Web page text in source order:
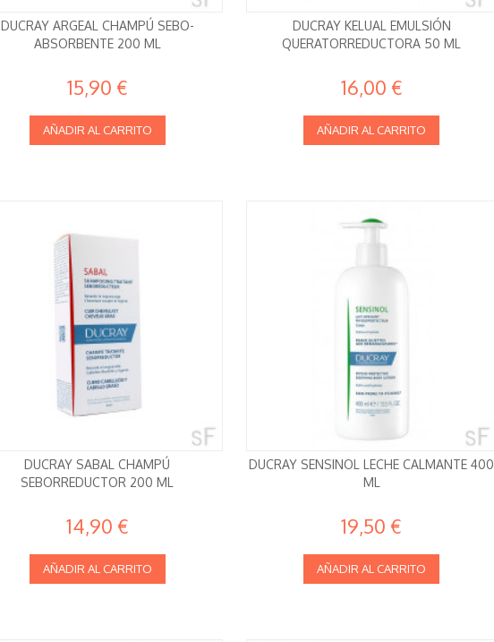
DUCRAY ARGEAL CHAMPÚ SEBO-
ABSORBENTE 200 ML
15,90 €
AÑADIR AL CARRITO
DUCRAY KELUAL EMULSIÓN
QUERATORREDUCTORA 50 ML
16,00 €
AÑADIR AL CARRITO
DUCRAY SABAL CHAMPÚ
SEBORREDUCTOR 200 ML
14,90 €
AÑADIR AL CARRITO
DUCRAY SENSINOL LECHE CALMANTE 400
ML
19,50 €
AÑADIR AL CARRITO